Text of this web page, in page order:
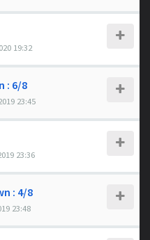
19:32
: 6/8
23:45
23:36
: 4/8
23:48